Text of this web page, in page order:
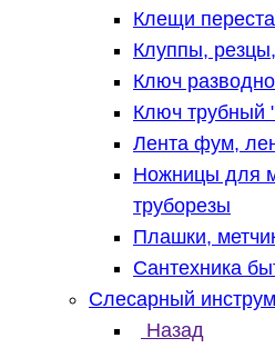
Клещи
Клуппы,
Ключ
Ключ трубный
Лента фум,
Ножницы для
труборезы
Плашки,
Сантехника
Слесарный
Назад